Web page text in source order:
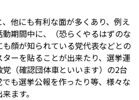
他にも有利な面が多くあり、例え
期間中に、（恐らくやるはずのな
顔が知られている党代表などとの
ーを貼ることが出来たり、選挙運
（確認団体車といいます）の2台
も選挙公報を作ったり等、様々な
ます。